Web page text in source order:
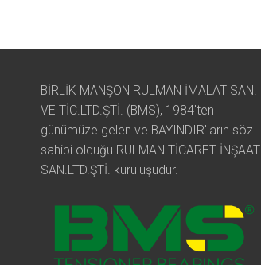
BİRLİK MANŞON RULMAN İMALAT SAN.
VE TİC.LTD.ŞTİ. (BMS), 1984'ten
günümüze gelen ve BAYINDIR'ların söz
sahibi olduğu RULMAN TİCARET İNŞAAT
SAN.LTD.ŞTİ. kuruluşudur.